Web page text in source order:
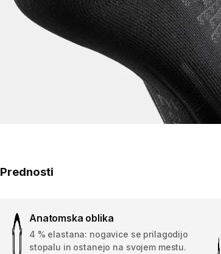
Prednosti
Anatomska oblika
4 % elastana: nogavice se prilagodijo
stopalu in ostanejo na svojem mestu.